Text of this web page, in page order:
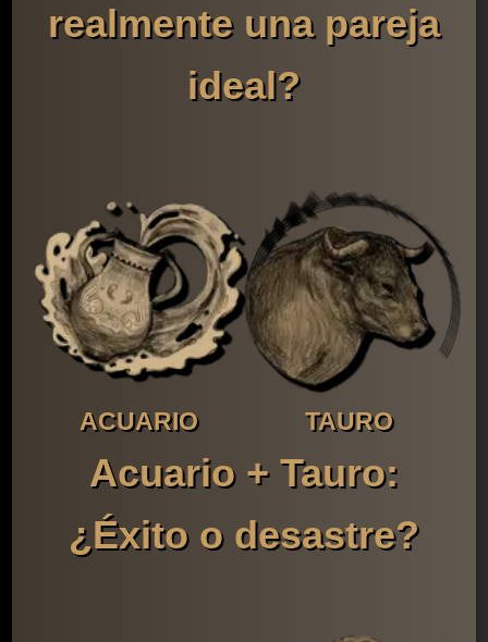
realmente una pareja
ideal?
ACUARIO TAURO
Acuario + Tauro:
¿Éxito o desastre?